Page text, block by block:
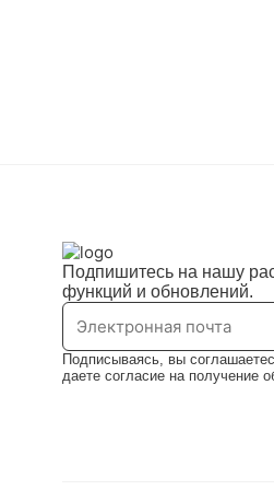
Подпишитесь на нашу
функций и обновлений.
Подписываясь, вы
даете согласие на получение